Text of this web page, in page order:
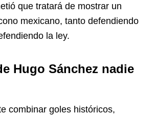
que tratará de mostrar un
mexicano, tanto defendiendo
la ley.
Hugo Sánchez nadie
combinar goles históricos,